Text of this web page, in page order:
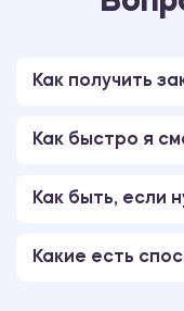
Как получить
Как быстро я
Как быть, если
Какие есть